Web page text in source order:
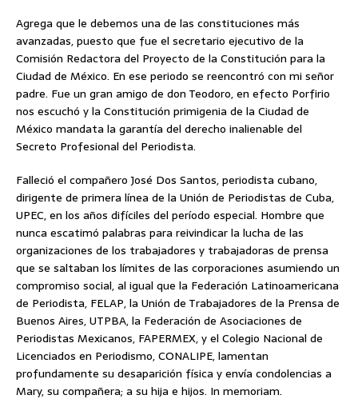
Agrega que le debemos una de las constituciones más
avanzadas, puesto que fue el secretario ejecutivo de la
Comisión Redactora del Proyecto de la Constitución para la
Ciudad de México. En ese periodo se reencontró con mi señor
padre. Fue un gran amigo de don Teodoro, en efecto Porfirio
nos escuchó y la Constitución primigenia de la Ciudad de
México mandata la garantía del derecho inalienable del
Secreto Profesional del Periodista.
Falleció el compañero José Dos Santos, periodista cubano,
dirigente de primera línea de la Unión de Periodistas de Cuba,
UPEC, en los años difíciles del período especial. Hombre que
nunca escatimó palabras para reivindicar la lucha de las
organizaciones de los trabajadores y trabajadoras de prensa
que se saltaban los límites de las corporaciones asumiendo un
compromiso social, al igual que la Federación Latinoamericana
de Periodista, FELAP, la Unión de Trabajadores de la Prensa de
Buenos Aires, UTPBA, la Federación de Asociaciones de
Periodistas Mexicanos, FAPERMEX, y el Colegio Nacional de
Licenciados en Periodismo, CONALIPE, lamentan
profundamente su desaparición física y envía condolencias a
Mary, su compañera; a su hija e hijos. In memoriam.